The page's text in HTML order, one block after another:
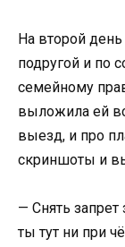
На второй
подругой и по
семейному
выложила ей
выезд, и про
скриншоты и
— Снять
ты тут ни при